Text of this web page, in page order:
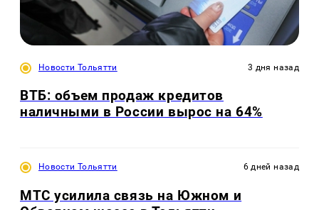
Новости Тольятти 3 дня назад
ВТБ: объем продаж кредитов
наличными в России вырос на 64%
Новости Тольятти 6 дней назад
МТС усилила связь на Южном и